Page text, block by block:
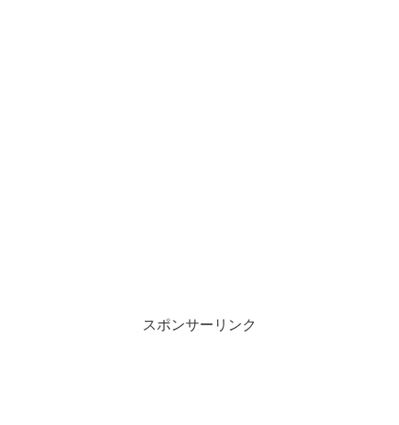
スポンサーリンク